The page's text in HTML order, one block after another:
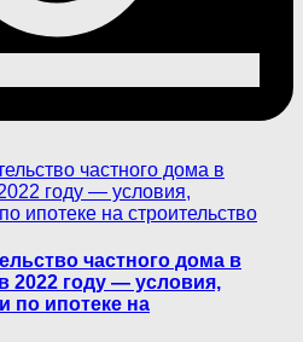
частного дома в
2022 году — условия,
по ипотеке на